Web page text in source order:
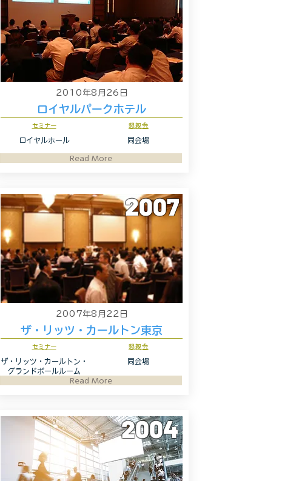
2010年8月26日
ロイヤルパークホテル
セミナー
ロイヤルホール
懇親会
同会場
Read More
2007
2007年8月22日
ザ・リッツ・カールトン東京
セミナー
ザ・リッツ・カールトン・
グランドボールルーム
懇親会
同会場
Read More
2004